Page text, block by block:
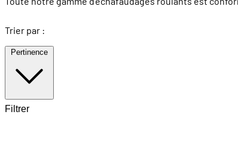
Trier par :
Pertinence
Filtrer